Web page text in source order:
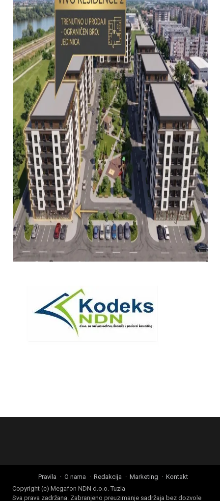
Pravila O nama Redakcija Marketing
Kontakt
Copyright (c) Megafon NDN d.o.o. Tuzla
Sva prava zadržana. Zabranjeno preuzimanje sadržaja bez dozvole